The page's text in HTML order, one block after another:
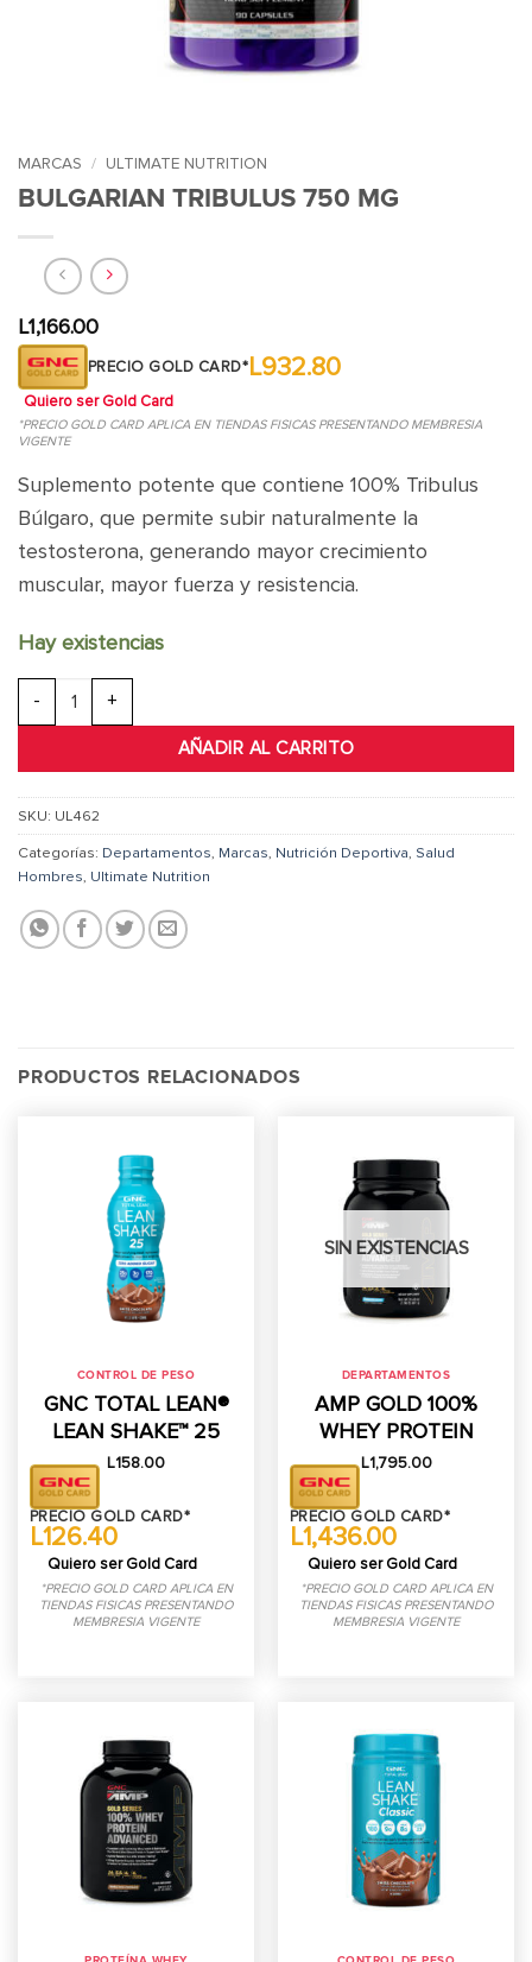
MARCAS / ULTIMATE NUTRITION
BULGARIAN TRIBULUS 750 MG
L1,166.00
PRECIO GOLD CARD*L932.80
Quiero ser Gold Card
*PRECIO GOLD CARD APLICA EN TIENDAS FISICAS PRESENTANDO MEMBRESIA
VIGENTE
Suplemento potente que contiene 100% Tribulus
Búlgaro, que permite subir naturalmente la
testosterona, generando mayor crecimiento
muscular, mayor fuerza y resistencia.
Hay existencias
Bulgarian Tribulus 750 MG cantidad
AÑADIR AL CARRITO
SKU: UL462
Categorías: Departamentos, Marcas, Nutrición Deportiva, Salud
Hombres, Ultimate Nutrition
PRODUCTOS RELACIONADOS
CONTROL DE PESO
GNC TOTAL LEAN®
LEAN SHAKE™ 25
L158.00
PRECIO GOLD CARD*
L126.40
Quiero ser Gold Card
*PRECIO GOLD CARD APLICA EN
TIENDAS FISICAS PRESENTANDO
MEMBRESIA VIGENTE
SIN EXISTENCIAS
DEPARTAMENTOS
AMP GOLD 100%
WHEY PROTEIN
L1,795.00
PRECIO GOLD CARD*
L1,436.00
Quiero ser Gold Card
*PRECIO GOLD CARD APLICA EN
TIENDAS FISICAS PRESENTANDO
MEMBRESIA VIGENTE